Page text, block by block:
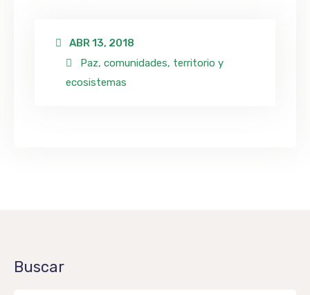
ABR 13, 2018
Paz, comunidades, territorio y
ecosistemas
Buscar